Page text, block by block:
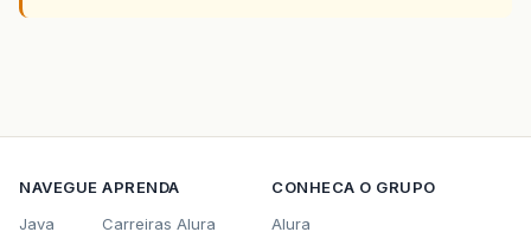
NAVEGUE
Java
APRENDA
Carreiras Alura
CONHECA O GRUPO
Alura